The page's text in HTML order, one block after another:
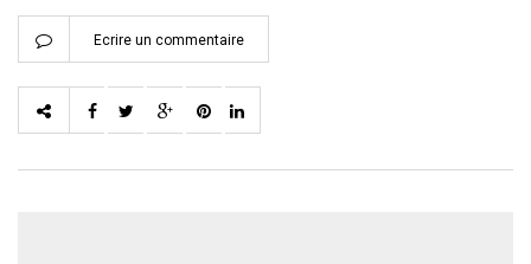
Ecrire un commentaire